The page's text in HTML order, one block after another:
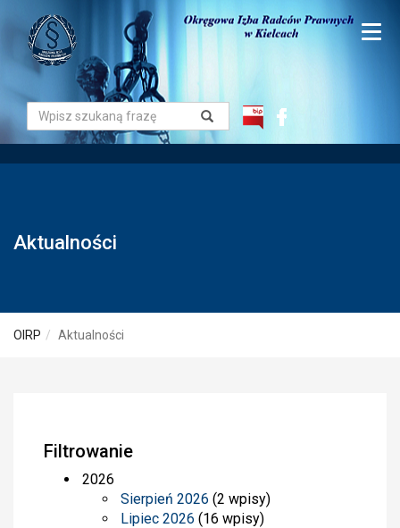
Aktualności
OIRP Aktualności
Filtrowanie
2026
Sierpień 2026 (2 wpisy)
Lipiec 2026 (16 wpisy)